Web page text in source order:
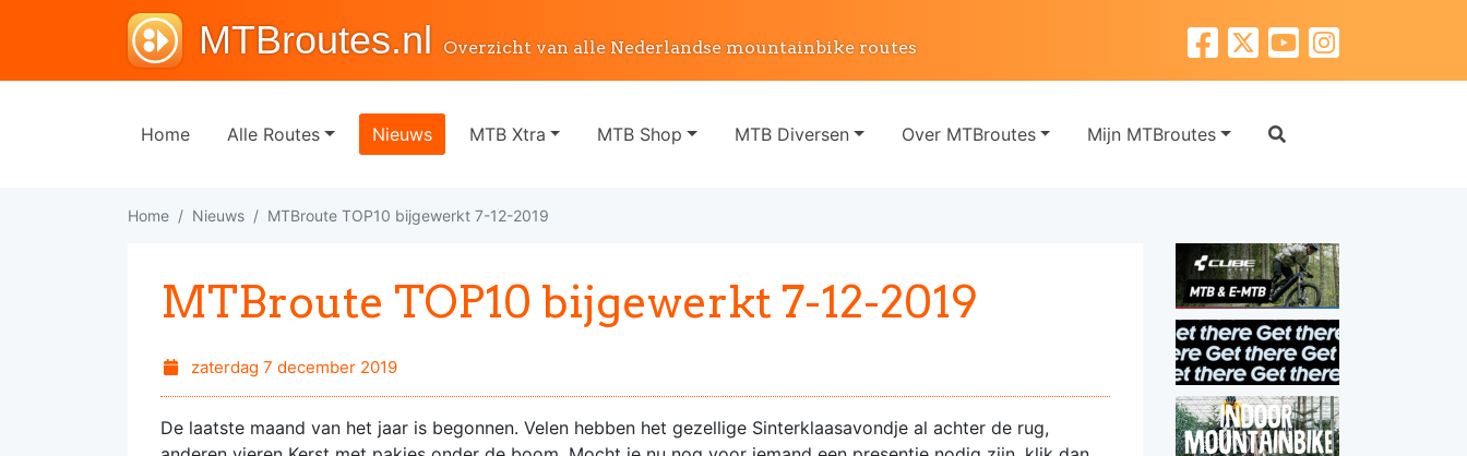
MTBroutes.nl Overzicht van alle Nederlandse mountainbike routes
Home Alle Routes Nieuws MTB Xtra MTB Shop MTB Diversen Over MTBroutes Mijn MTBroutes
Home Nieuws MTBroute TOP10 bijgewerkt 7-12-2019
MTBroute TOP10 bijgewerkt 7-12-2019
zaterdag 7 december 2019
De laatste maand van het jaar is begonnen. Velen hebben het gezellige Sinterklaasavondje al achter de rug,